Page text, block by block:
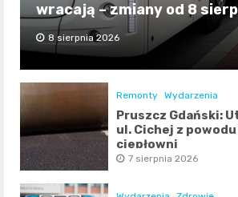
wracają – zmiany od 8
8 sierpnia 2026
Remonty Wydarzenia
Pruszcz Gdański:
ul. Cichej z
ciepłowni
7 sierpnia 2026